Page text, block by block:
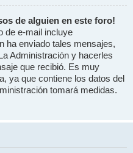
de alguien en este foro!
de e-mail incluye
ha enviado tales mensajes,
Administración y hacerles
que recibió. Es muy
ya que contiene los datos del
tomará medidas.